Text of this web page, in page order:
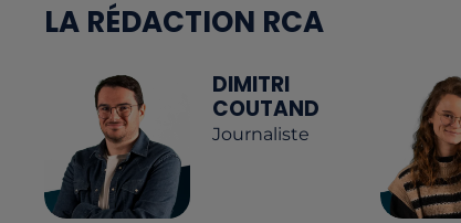
LA RÉDACTION RCA
DIMITRI
COUTAND
Journaliste